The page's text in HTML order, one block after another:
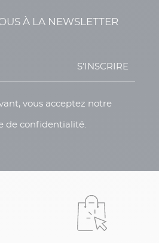
À LA NEWSLETTER
S'INSCRIRE
vous acceptez notre
de confidentialité.